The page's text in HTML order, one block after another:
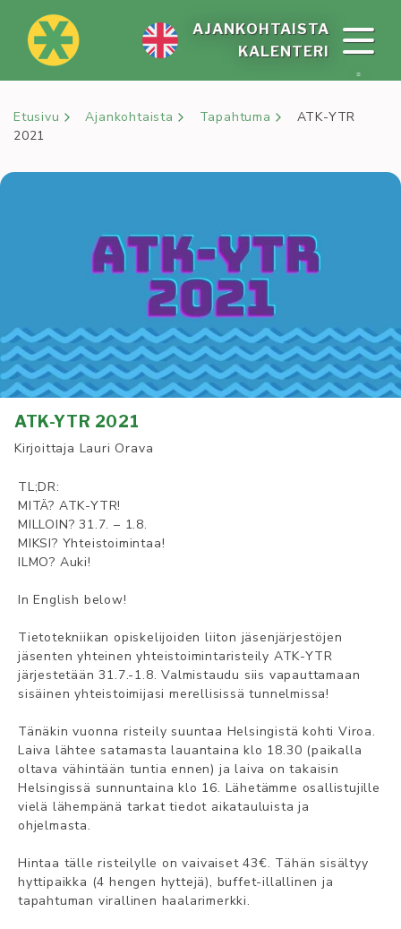
sisältöön
KA­LEN­TE­RI
AJAN­KOH­TAIS­TA
Etusivu Ajankohtaista Tapahtuma
ATK-YTR
2021
ATK-YTR 2021
Kirjoittaja Lauri Orava
TL;DR:
MITÄ? ATK-YTR!
MILLOIN? 31.7. – 1.8.
MIKSI? Yhteistoimintaa!
ILMO? Auki!
In English below!
Tietotekniikan opiskelijoiden liiton jäsenjärjestöjen
jäsenten yhteinen yhteistoimintaristeily ATK-YTR
järjestetään 31.7.-1.8. Valmistaudu siis vapauttamaan
sisäinen yhteistoimijasi merellisissä tunnelmissa!
Tänäkin vuonna risteily suuntaa Helsingistä kohti Viroa.
Laiva lähtee satamasta lauantaina klo 18.30 (paikalla
oltava vähintään tuntia ennen) ja laiva on takaisin
Helsingissä sunnuntaina klo 16. Lähetämme osallistujille
vielä lähempänä tarkat tiedot aikatauluista ja
ohjelmasta.
Hintaa tälle risteilylle on vaivaiset 43€. Tähän sisältyy
hyttipaikka (4 hengen hyttejä), buffet-illallinen ja
tapahtuman virallinen haalarimerkki.